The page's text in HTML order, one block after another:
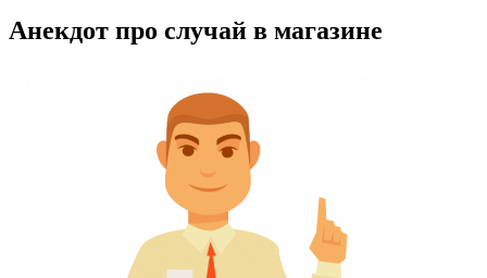
Анекдот про случай в магазине